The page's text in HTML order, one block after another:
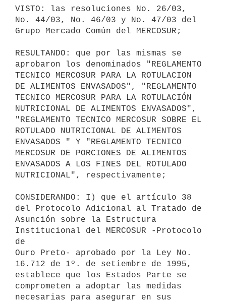
VISTO: las resoluciones No. 26/03,
No. 44/03, No. 46/03 y No. 47/03 del
Grupo Mercado Común del MERCOSUR;
RESULTANDO: que por las mismas se
aprobaron los denominados "REGLAMENTO
TECNICO MERCOSUR PARA LA ROTULACION
DE ALIMENTOS ENVASADOS", "REGLAMENTO
TECNICO MERCOSUR PARA LA ROTULACIÓN
NUTRICIONAL DE ALIMENTOS ENVASADOS",
"REGLAMENTO TECNICO MERCOSUR SOBRE EL
ROTULADO NUTRICIONAL DE ALIMENTOS
ENVASADOS " Y "REGLAMENTO TECNICO
MERCOSUR DE PORCIONES DE ALIMENTOS
ENVASADOS A LOS FINES DEL ROTULADO
NUTRICIONAL", respectivamente;
CONSIDERANDO: I) que el artículo 38
del Protocolo Adicional al Tratado de
Asunción sobre la Estructura
Institucional del MERCOSUR -Protocolo
de
Ouro Preto- aprobado por la Ley No.
16.712 de 1º. de setiembre de 1995,
establece que los Estados Parte se
comprometen a adoptar las medidas
necesarias para asegurar en sus